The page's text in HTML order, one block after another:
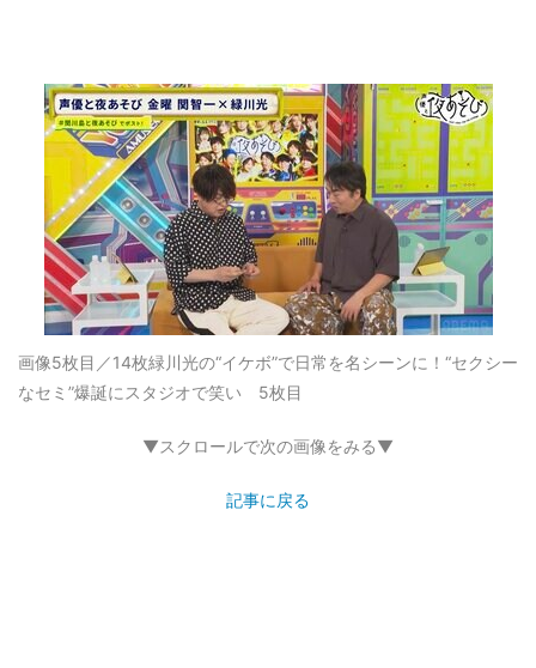
画像5枚目／14枚緑川光の“イケボ”で日常を名シーンに！“セクシー
なセミ”爆誕にスタジオで笑い 5枚目
▼スクロールで次の画像をみる▼
記事に戻る